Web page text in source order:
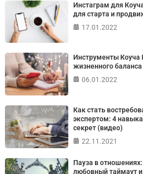
Джулиана Роттера
Инстаграм для
для старта и
17.01.2022
Инструменты Коуча
жизненного баланса
06.01.2022
Как стать
экспертом: 4
секрет (видео)
22.11.2021
Пауза в
любовный таймаут